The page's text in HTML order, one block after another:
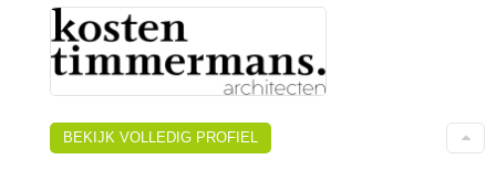
BEKIJK VOLLEDIG PROFIEL